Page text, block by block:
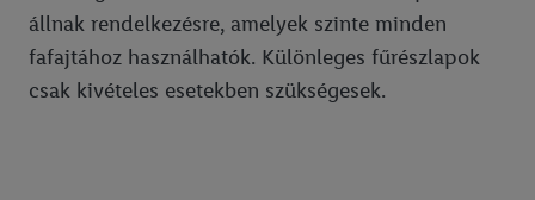
állnak rendelkezésre, amelyek szinte minden
fafajtához használhatók. Különleges fűrészlapok
csak kivételes esetekben szükségesek.